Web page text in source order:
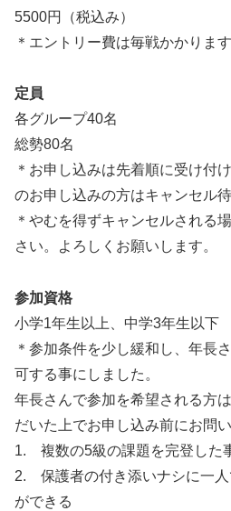
5500円（税込み）
＊エントリー費は毎戦かかります
定員
各グループ40名
総勢80名
＊お申し込みは先着順に受け付
のお申し込みの方はキャンセル
＊やむを得ずキャンセルされる
さい。よろしくお願いします。
参加資格
小学1年生以上、中学3年生以下
＊参加条件を少し緩和し、年長
可する事にしました。
年長さんで参加を希望される方
だいた上でお申し込み前にお問
1. 複数の5級の課題を完登した
2. 保護者の付き添いナシに一
ができる